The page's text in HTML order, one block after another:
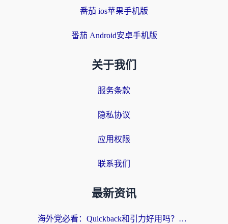
番茄 ios苹果手机版
番茄 Android安卓手机版
关于我们
服务条款
隐私协议
应用权限
联系我们
最新资讯
海外党必看：Quickback和引力好用吗？3分钟搞懂回国加速器怎么选